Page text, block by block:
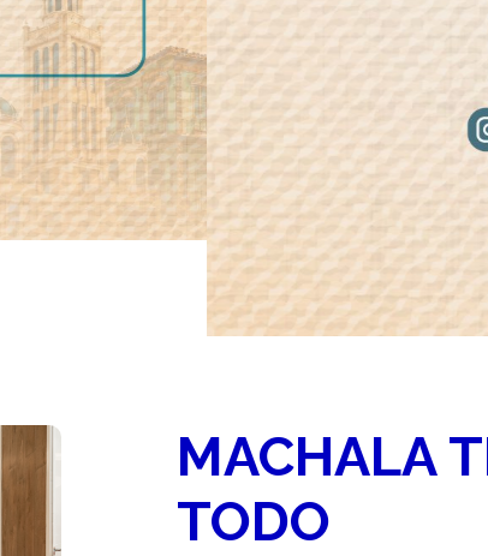
MACHALA
TODO